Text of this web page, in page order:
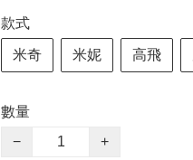
款式
米奇 米妮 高飛
數量
−
+